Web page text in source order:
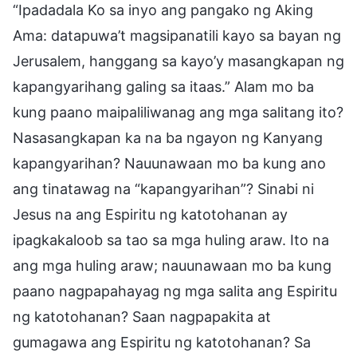
“Ipadadala Ko sa inyo ang pangako ng Aking
Ama: datapuwa’t magsipanatili kayo sa bayan ng
Jerusalem, hanggang sa kayo’y masangkapan ng
kapangyarihang galing sa itaas.” Alam mo ba
kung paano maipaliliwanag ang mga salitang ito?
Nasasangkapan ka na ba ngayon ng Kanyang
kapangyarihan? Nauunawaan mo ba kung ano
ang tinatawag na “kapangyarihan”? Sinabi ni
Jesus na ang Espiritu ng katotohanan ay
ipagkakaloob sa tao sa mga huling araw. Ito na
ang mga huling araw; nauunawaan mo ba kung
paano nagpapahayag ng mga salita ang Espiritu
ng katotohanan? Saan nagpapakita at
gumagawa ang Espiritu ng katotohanan? Sa